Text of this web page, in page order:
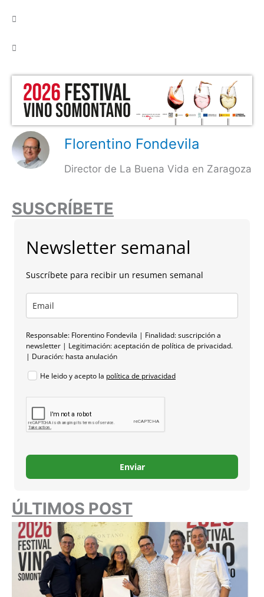


Florentino Fondevila
Director de La Buena Vida en Zaragoza
SUSCRÍBETE
Newsletter semanal
Suscríbete para recibir un resumen semanal
Responsable: Florentino Fondevila | Finalidad: suscripción a
newsletter | Legitimación: aceptación de política de privacidad.
| Duración: hasta anulación
He leido y acepto la política de privacidad
Enviar
ÚLTIMOS POST